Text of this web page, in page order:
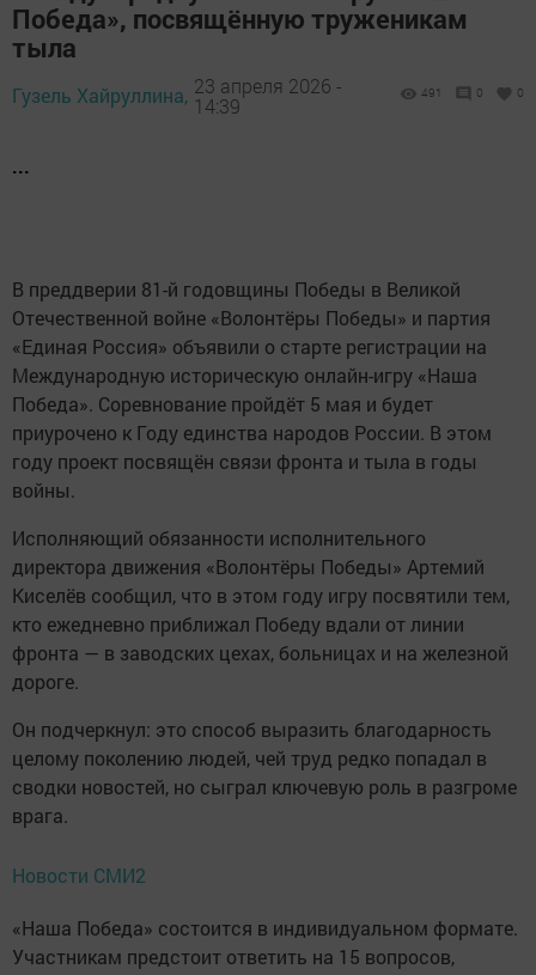
Победа», посвящённую труженикам
тыла
Гузель Хайруллина, 23 апреля 2026 -
14:39
491 0 0
...
В преддверии 81-й годовщины Победы в Великой
Отечественной войне «Волонтёры Победы» и партия
«Единая Россия» объявили о старте регистрации на
Международную историческую онлайн-игру «Наша
Победа». Соревнование пройдёт 5 мая и будет
приурочено к Году единства народов России. В этом
году проект посвящён связи фронта и тыла в годы
войны.
Исполняющий обязанности исполнительного
директора движения «Волонтёры Победы» Артемий
Киселёв сообщил, что в этом году игру посвятили тем,
кто ежедневно приближал Победу вдали от линии
фронта — в заводских цехах, больницах и на железной
дороге.
Он подчеркнул: это способ выразить благодарность
целому поколению людей, чей труд редко попадал в
сводки новостей, но сыграл ключевую роль в разгроме
врага.
Новости СМИ2
«Наша Победа» состоится в индивидуальном формате.
Участникам предстоит ответить на 15 вопросов,